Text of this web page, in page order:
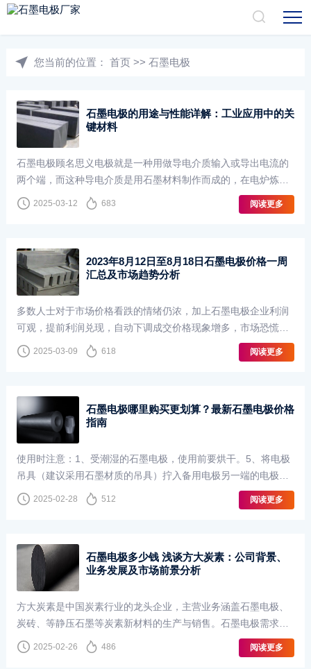
您当前的位置： 首页 >> 石墨电极
石墨电极的用途与性能详解：工业应用中的关
键材料
石墨电极顾名思义电极就是一种用做导电介质输入或导出电流的
两个端，而这种导电介质是用石墨材料制作而成的，在电炉炼钢
过程中，需要将电能转化成热能熔钢；以前都是用铜电极作为导
电材料，随着技术发展石墨电极慢慢···
2025-03-12 683 阅读更多
2023年8月12日至8月18日石墨电极价格一周
汇总及市场趋势分析
多数人士对于市场价格看跌的情绪仍浓，加上石墨电极企业利润
可观，提前利润兑现，自动下调成交价格现象增多，市场恐慌下
抛货增多。
2025-03-09 618 阅读更多
石墨电极哪里购买更划算？最新石墨电极价格
指南
使用时注意：1、受潮湿的石墨电极，使用前要烘干。5、将电极
吊具（建议采用石墨材质的吊具）拧入备用电极另一端的电极孔
内。如果您还没有找到想要的，进口石墨电极供应商，高纯石墨
电极价钱，石墨电极出售相关信息，···
2025-02-28 512 阅读更多
石墨电极多少钱 浅谈方大炭素：公司背景、
业务发展及市场前景分析
方大炭素是中国炭素行业的龙头企业，主营业务涵盖石墨电极、
炭砖、等静压石墨等炭素新材料的生产与销售。石墨电极需求与
钢铁行业方大炭素的核心产品为石墨电极（占营收约70%），主
要用于电弧炉炼钢。随着全球碳中和推···
2025-02-26 486 阅读更多